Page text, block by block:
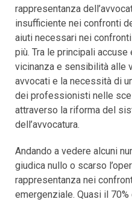
rappresentanza
insufficiente nei confronti
aiuti necessari nei
più. Tra le principali accuse
vicinanza e sensibilità alle
avvocati e la necessità di
dei professionisti nelle
attraverso la riforma del
dell’avvocatura.
Andando a vedere alcuni
giudica nullo o scarso
rappresentanza nei
emergenziale. Quasi il